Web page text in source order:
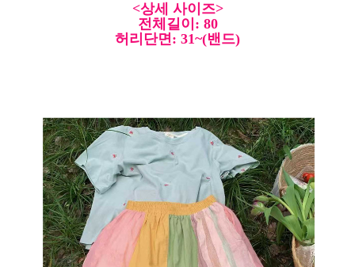
<상세 사이즈>
전체길이: 80
허리단면: 31~(밴드)